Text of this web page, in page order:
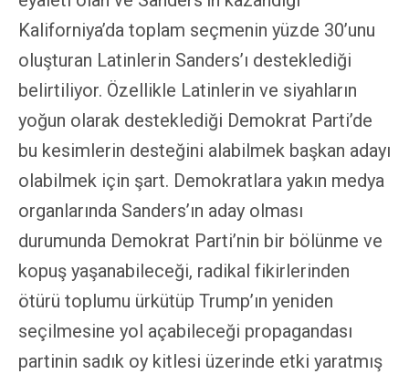
Kaliforniya’da toplam seçmenin yüzde 30’unu
oluşturan Latinlerin Sanders’ı desteklediği
belirtiliyor. Özellikle Latinlerin ve siyahların
yoğun olarak desteklediği Demokrat Parti’de
bu kesimlerin desteğini alabilmek başkan adayı
olabilmek için şart. Demokratlara yakın medya
organlarında Sanders’ın aday olması
durumunda Demokrat Parti’nin bir bölünme ve
kopuş yaşanabileceği, radikal fikirlerinden
ötürü toplumu ürkütüp Trump’ın yeniden
seçilmesine yol açabileceği propagandası
partinin sadık oy kitlesi üzerinde etki yaratmış